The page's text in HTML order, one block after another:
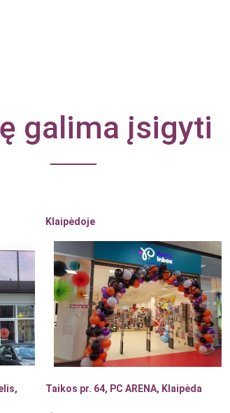
galima įsigyti
Klaipėdoje
Taikos pr. 64, PC ARENA, Klaipėda